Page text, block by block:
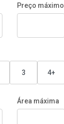
Preço máximo
3 4+
Área máxima